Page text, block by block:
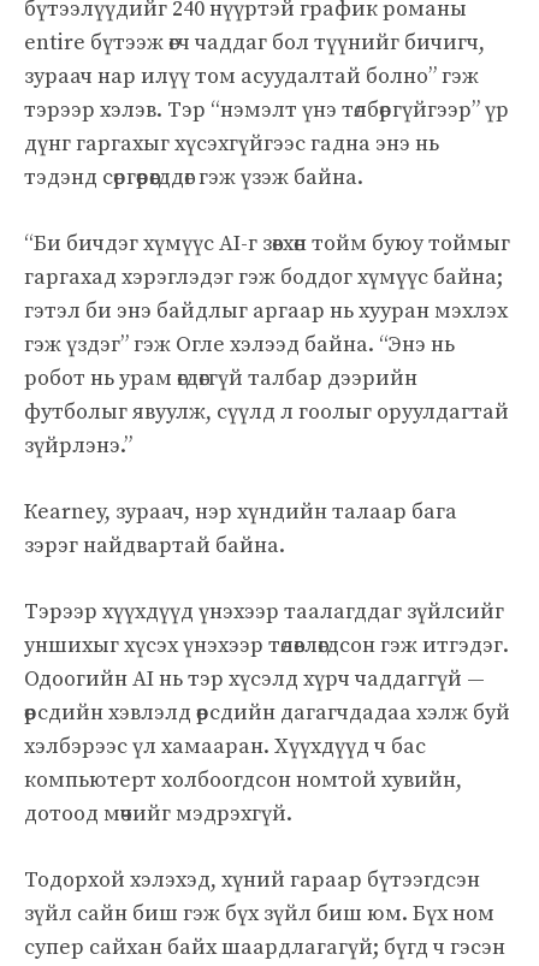
бүтээлүүдийг 240 нүүртэй график романы
entire бүтээж өгч чаддаг бол түүнийг бичигч,
зураач нар илүү том асуудалтай болно” гэж
тэрээр хэлэв. Тэр “нэмэлт үнэ төлбөргүйгээр” үр
дүнг гаргахыг хүсэхгүйгээс гадна энэ нь
тэдэнд сөргөөрөөгддөг гэж үзэж байна.
“Би бичдэг хүмүүс AI-г зөвхөн тойм буюу тоймыг
гаргахад хэрэглэдэг гэж боддог хүмүүс байна;
гэтэл би энэ байдлыг аргаар нь хууран мэхлэх
гэж үздэг” гэж Оглe хэлээд байна. “Энэ нь
робот нь урам өгдөггүй талбар дээрийн
футболыг явуулж, сүүлд л гоолыг оруулдагтай
зүйрлэнэ.”
Кearney, зураач, нэр хүндийн талаар бага
зэрэг найдвартай байна.
Тэрээр хүүхдүүд үнэхээр таалагддаг зүйлсийг
уншихыг хүсэх үнэхээр төлөвлөгдсон гэж итгэдэг.
Одоогийн AI нь тэр хүсэлд хүрч чаддаггүй —
өөрсдийн хэвлэлд өөрсдийн дагагчдадаа хэлж буй
хэлбэрээс үл хамааран. Хүүхдүүд ч бас
компьютерт холбоогдсон номтой хувийн,
дотоод мөчийг мэдрэхгүй.
Тодорхой хэлэхэд, хүний гараар бүтээгдсэн
зүйл сайн биш гэж бүх зүйл биш юм. Бүх ном
супер сайхан байх шаардлагагүй; бүгд ч гэсэн